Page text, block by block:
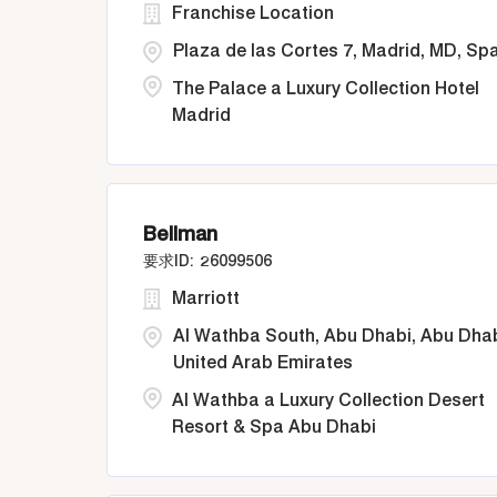
Plaza de las Cortes 7, Madrid, MD,
Franchise Location
The Palace a Luxury Collection Hotel
Madrid
Bellman
26099506
Al Wathba South, Abu Dhabi, Abu
United Arab Emirates
Marriott
Al Wathba a Luxury Collection Desert
Resort & Spa Abu Dhabi